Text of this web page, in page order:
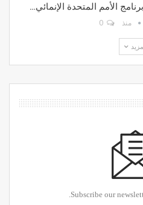
الأمم المتحدة الإنمائي…
منذ 0
Subscribe our